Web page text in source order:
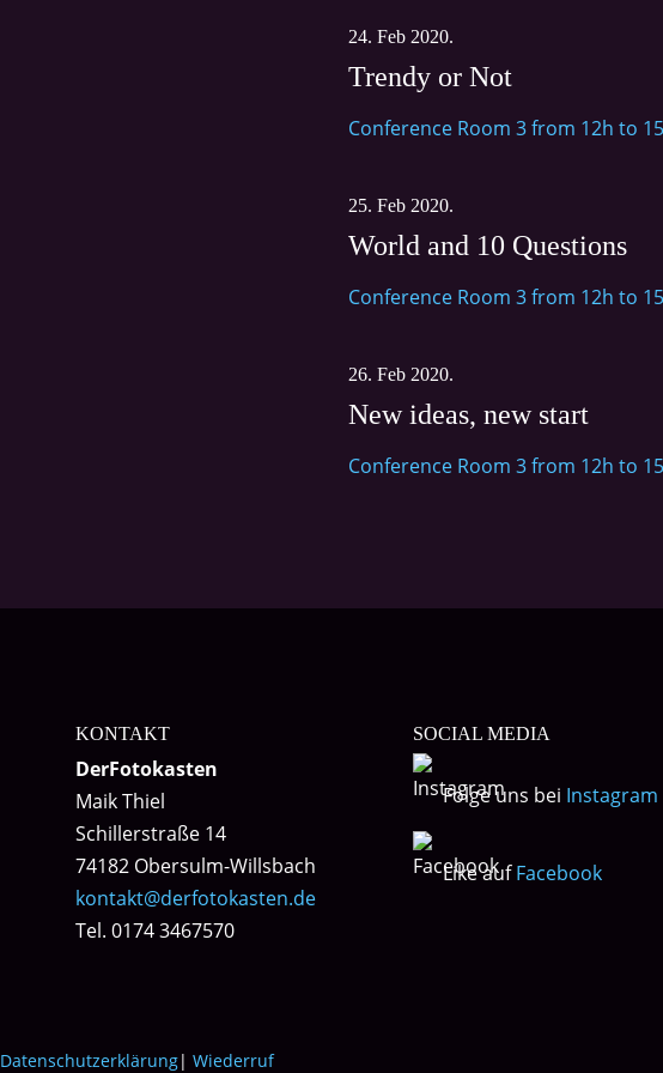
24. Feb 2020.
Trendy or Not
Conference Room 3 from 12h to
25. Feb 2020.
World and 10 Questions
Conference Room 3 from 12h to
26. Feb 2020.
New ideas, new start
Conference Room 3 from 12h to
KONTAKT
DerFotokasten
Maik Thiel
Schillerstraße 14
74182 Obersulm-Willsbach
kontakt@derfotokasten.de
Tel. 0174 3467570
SOCIAL MEDIA
Folge uns bei Instagram
Like aufFacebook
Datenschutzerklärung| Wiederruf